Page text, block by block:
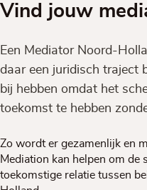
Vind jouw
Een Mediator Noord-
daar een juridisch traject
bij hebben omdat het
toekomst te hebben
Zo wordt er gezamenlijk en
Mediation kan helpen om de
toekomstige relatie tussen